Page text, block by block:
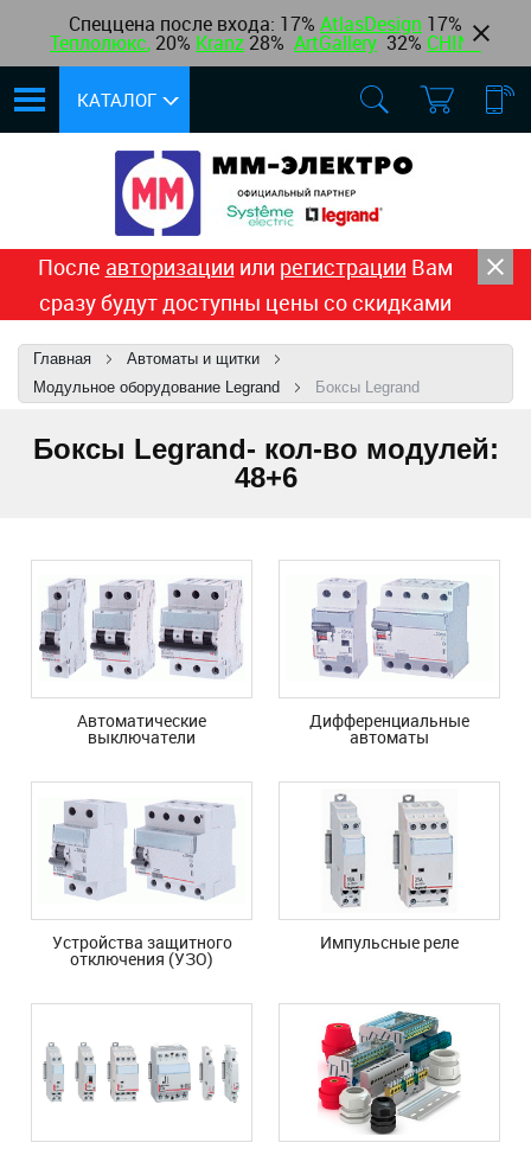
Спеццена после входа: 17% AtlasDesign 17%
Теплолюкс, 20% Kranz 28% ArtGallery 32% CHINT
КАТАЛОГ
После авторизации или регистрации Вам
сразу будут доступны цены со скидками
Главная
Автоматы и щитки
Модульное оборудование Legrand
Боксы Legrand
Боксы Legrand- кол-во модулей:
48+6
Автоматические
выключатели
Дифференциальные
автоматы
Устройства защитного
отключения (УЗО)
Импульсные реле